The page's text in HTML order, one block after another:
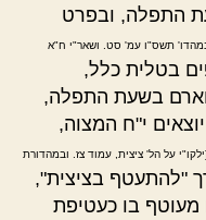
התפלה, ובפרט
תשס"ו עמ' סט. ושאר"י ח"א
בטלית כלל,
בשעת התפלה,
י"ח המצוה,
[ילקו"י על הל' ציצית, עמוד צז. ובמהדורת
"להתעטף בציצית",
מעוטף בו כעטיפת